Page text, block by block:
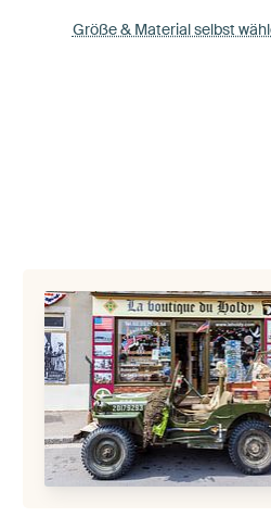
Größe & Material selbst